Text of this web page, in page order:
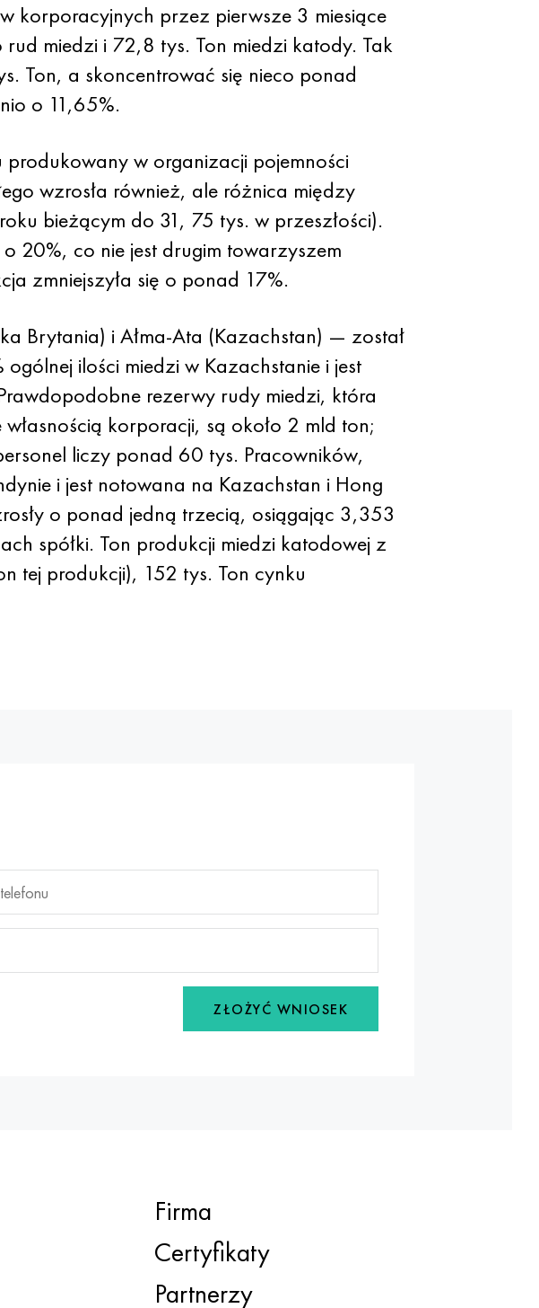
korporacyjnych przez pierwsze 3 miesiące
miedzi i 72,8 tys. Ton miedzi katody. Tak
Ton, a skoncentrować się nieco ponad
o 11,65%.
w organizacji pojemności
wzrosła również, ale różnica między
bieżącym do 31, 75 tys. w przeszłości).
20%, co nie jest drugim towarzyszem
zmniejszyła się o ponad 17%.
Brytania) i Ałma-Ata (Kazachstan) — został
ilości miedzi w Kazachstanie i jest
rezerwy rudy miedzi, która
korporacji, są około 2 mld ton;
liczy ponad 60 tys. Pracowników,
i jest notowana na Kazachstan i Hong
o ponad jedną trzecią, osiągając 3,353
spółki. Ton produkcji miedzi katodowej z
tej produkcji), 152 tys. Ton cynku
ZŁOŻYĆ WNIOSEK
Firma
Certyfikaty
Partnerzy